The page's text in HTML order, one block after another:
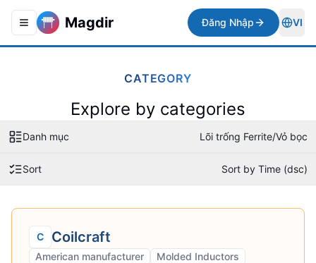
Toggle navigation menu
Magdir Đăng Nhập VI
CATEGORY
Explore by categories
Danh mục Lõi trống Ferrite/Vỏ bọc
Sort Sort by Time (dsc)
C Coilcraft
American manufacturer
Molded Inductors